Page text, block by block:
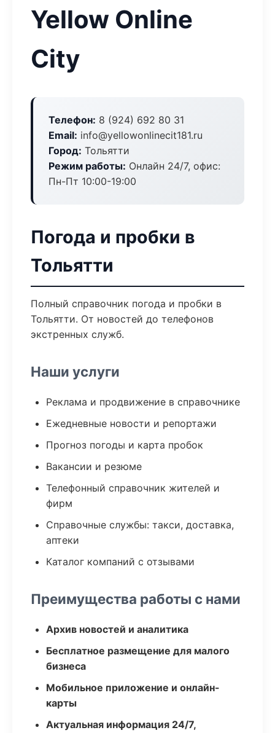
Yellow Online
City
Телефон: 8 (924) 692 80 31
Email: info@yellowonlinecit181.ru
Город: Тольятти
Режим работы: Онлайн 24/7, офис:
Пн-Пт 10:00-19:00
Погода и пробки в
Тольятти
Полный справочник погода и пробки в
Тольятти. От новостей до телефонов
экстренных служб.
Наши услуги
Реклама и продвижение в справочнике
Ежедневные новости и репортажи
Прогноз погоды и карта пробок
Вакансии и резюме
Телефонный справочник жителей и
фирм
Справочные службы: такси, доставка,
аптеки
Каталог компаний с отзывами
Преимущества работы с нами
Архив новостей и аналитика
Бесплатное размещение для малого
бизнеса
Мобильное приложение и онлайн-
карты
Актуальная информация 24/7,